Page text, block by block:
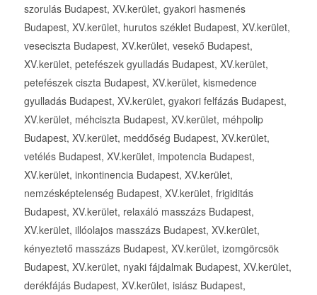
szorulás Budapest, XV.kerület, gyakori hasmenés
Budapest, XV.kerület, hurutos széklet Budapest, XV.kerület,
veseciszta Budapest, XV.kerület, vesekő Budapest,
XV.kerület, petefészek gyulladás Budapest, XV.kerület,
petefészek ciszta Budapest, XV.kerület, kismedence
gyulladás Budapest, XV.kerület, gyakori felfázás Budapest,
XV.kerület, méhciszta Budapest, XV.kerület, méhpolip
Budapest, XV.kerület, meddőség Budapest, XV.kerület,
vetélés Budapest, XV.kerület, impotencia Budapest,
XV.kerület, inkontinencia Budapest, XV.kerület,
nemzésképtelenség Budapest, XV.kerület, frigiditás
Budapest, XV.kerület, relaxáló masszázs Budapest,
XV.kerület, illóolajos masszázs Budapest, XV.kerület,
kényeztető masszázs Budapest, XV.kerület, izomgörcsök
Budapest, XV.kerület, nyaki fájdalmak Budapest, XV.kerület,
derékfájás Budapest, XV.kerület, isiász Budapest,